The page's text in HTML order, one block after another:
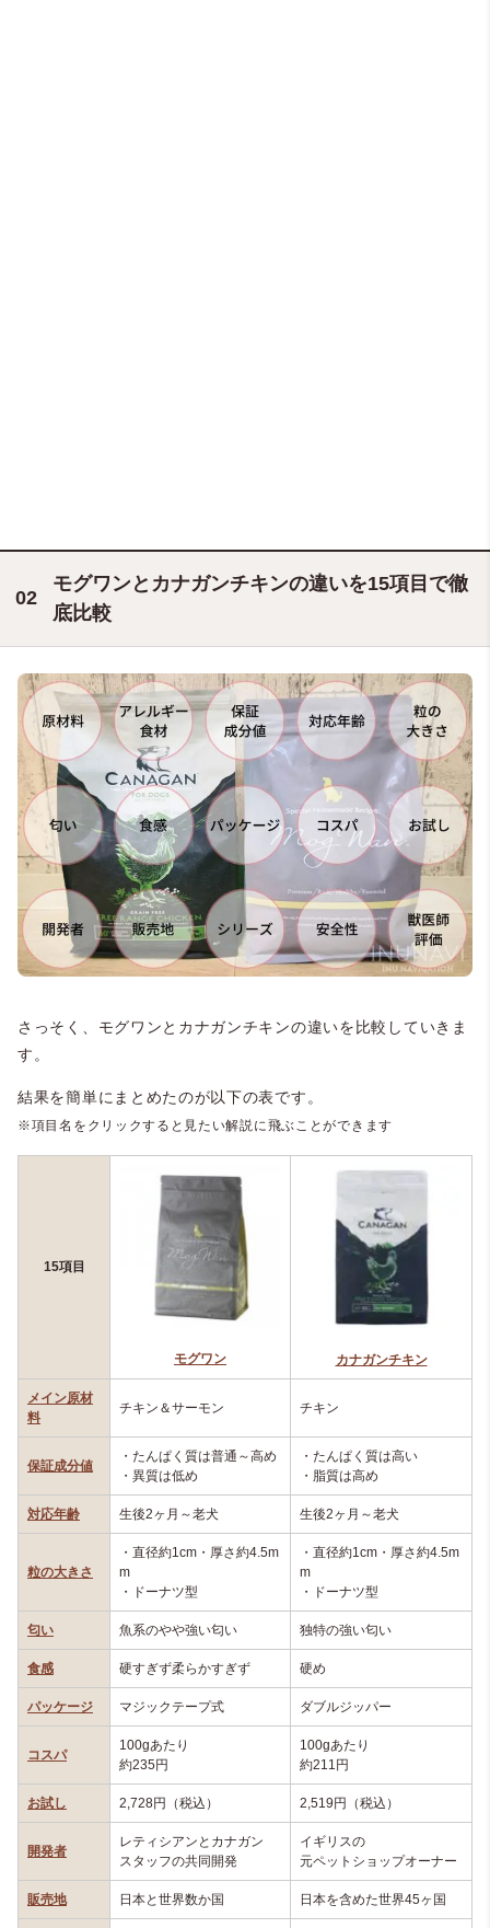
モグワンとカナガンチキンの違いを15項目で徹
底比較
さっそく、モグワンとカナガンチキンの違いを比較していきま
す。
結果を簡単にまとめたのが以下の表です。
※項目名をクリックすると見たい解説に飛ぶことができます
15項目
モグワン カナガンチキン
メイン原材
料
チキン＆サーモン チキン
保証成分値
・たんぱく質は普通～高め
・異質は低め
・たんぱく質は高い
・脂質は高め
対応年齢 生後2ヶ月～老犬 生後2ヶ月～老犬
粒の大きさ
・直径約1cm・厚さ約4.5m
m
・ドーナツ型
・直径約1cm・厚さ約4.5m
m
・ドーナツ型
匂い 魚系のやや強い匂い 独特の強い匂い
食感 硬すぎず柔らかすぎず 硬め
パッケージ マジックテープ式 ダブルジッパー
コスパ
100gあたり
約235円
100gあたり
約211円
お試し 2,728円（税込） 2,519円（税込）
開発者
レティシアンとカナガン
スタッフの共同開発
イギリスの
元ペットショップオーナー
販売地 日本と世界数か国 日本を含めた世界45ヶ国